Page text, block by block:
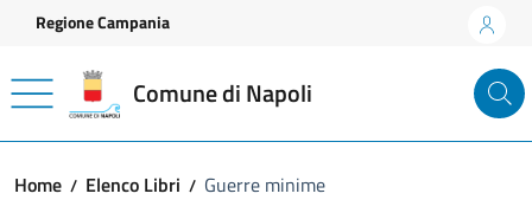
Vai ai contenuti
Vai al footer
Regione Campania
Comune di Napoli
Home Elenco Libri Guerre minime